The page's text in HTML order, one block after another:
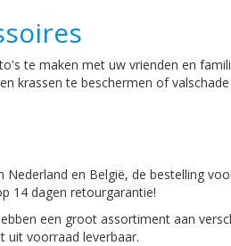
te maken met uw vrienden en
krassen te beschermen of
en België, de bestelling
14 dagen retourgarantie!
een groot assortiment aan
uit voorraad leverbaar.